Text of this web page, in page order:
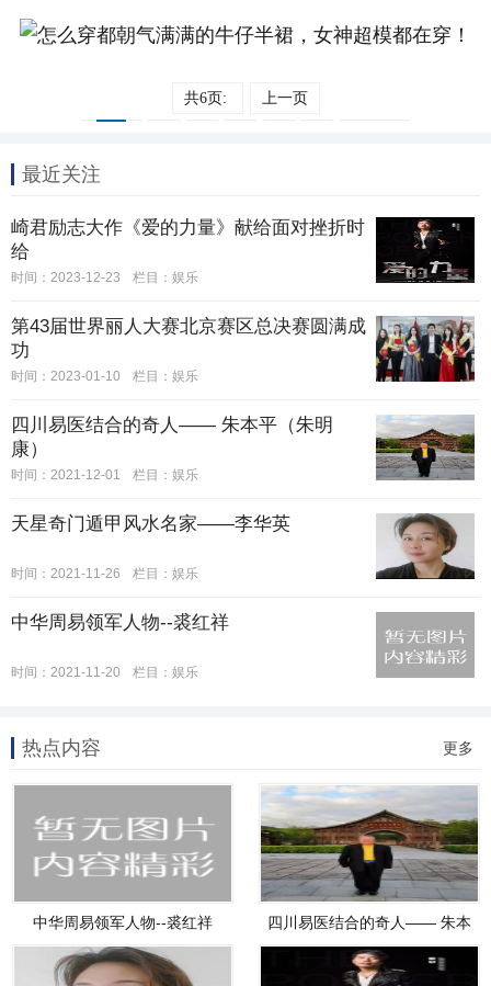
共6页: 上一页
最近关注
崎君励志大作《爱的力量》献给面对挫折时
给
时间：2023-12-23 栏目： 娱乐
第43届世界丽人大赛北京赛区总决赛圆满成
功
时间：2023-01-10 栏目： 娱乐
四川易医结合的奇人—— 朱本平（朱明
康）
时间：2021-12-01 栏目： 娱乐
天星奇门遁甲风水名家——李华英
时间：2021-11-26 栏目： 娱乐
中华周易领军人物--裘红祥
时间：2021-11-20 栏目： 娱乐
热点内容 更多
中华周易领军人物--裘红祥
四川易医结合的奇人—— 朱本